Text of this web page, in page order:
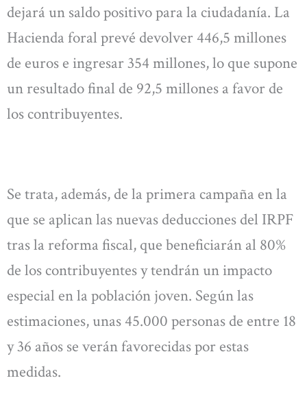
dejará un saldo positivo para la ciudadanía. La
Hacienda foral prevé devolver 446,5 millones
de euros e ingresar 354 millones, lo que supone
un resultado final de 92,5 millones a favor de
los contribuyentes.
Se trata, además, de la primera campaña en la
que se aplican las nuevas deducciones del IRPF
tras la reforma fiscal, que beneficiarán al 80%
de los contribuyentes y tendrán un impacto
especial en la población joven. Según las
estimaciones, unas 45.000 personas de entre 18
y 36 años se verán favorecidas por estas
medidas.